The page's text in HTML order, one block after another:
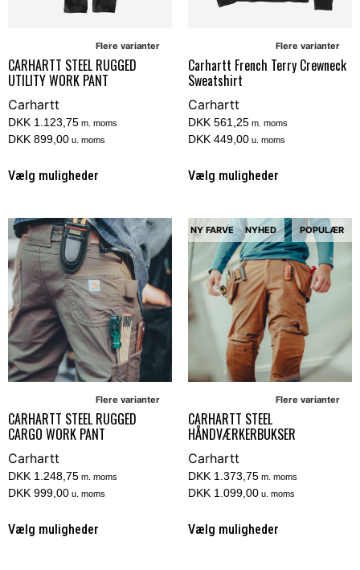
Flere varianter
CARHARTT STEEL RUGGED
UTILITY WORK PANT
Carhartt
DKK 1.123,75 m. moms
DKK 899,00 u. moms
Vælg muligheder
Flere varianter
Carhartt French Terry Crewneck
Sweatshirt
Carhartt
DKK 561,25 m. moms
DKK 449,00 u. moms
Vælg muligheder
Flere varianter
CARHARTT STEEL RUGGED
CARGO WORK PANT
Carhartt
DKK 1.248,75 m. moms
DKK 999,00 u. moms
Vælg muligheder
NY FARVE NYHED POPULÆR
Flere varianter
CARHARTT STEEL
HÅNDVÆRKERBUKSER
Carhartt
DKK 1.373,75 m. moms
DKK 1.099,00 u. moms
Vælg muligheder